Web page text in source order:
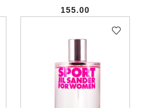
Cena:
155.00